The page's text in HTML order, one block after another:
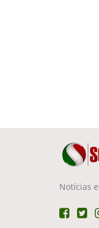
Notícias